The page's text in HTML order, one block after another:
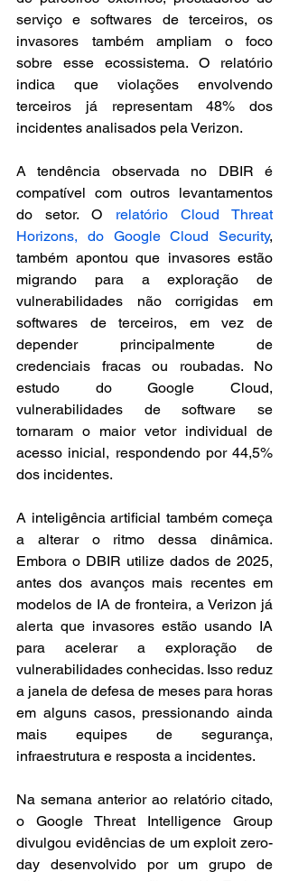
serviço e softwares de terceiros, os
invasores também ampliam o foco
sobre esse ecossistema. O relatório
indica que violações envolvendo
terceiros já representam 48% dos
incidentes analisados pela Verizon.
A tendência observada no DBIR é
compatível com outros levantamentos
do setor. O relatório Cloud Threat
Horizons, do Google Cloud Security,
também apontou que invasores estão
migrando para a exploração de
vulnerabilidades não corrigidas em
softwares de terceiros, em vez de
depender principalmente de
credenciais fracas ou roubadas. No
estudo do Google Cloud,
vulnerabilidades de software se
tornaram o maior vetor individual de
acesso inicial, respondendo por 44,5%
dos incidentes.
A inteligência artificial também começa
a alterar o ritmo dessa dinâmica.
Embora o DBIR utilize dados de 2025,
antes dos avanços mais recentes em
modelos de IA de fronteira, a Verizon já
alerta que invasores estão usando IA
para acelerar a exploração de
vulnerabilidades conhecidas. Isso reduz
a janela de defesa de meses para horas
em alguns casos, pressionando ainda
mais equipes de segurança,
infraestrutura e resposta a incidentes.
Na semana anterior ao relatório citado,
o Google Threat Intelligence Group
divulgou evidências de um exploit zero-
day desenvolvido por um grupo de